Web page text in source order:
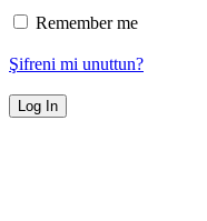
Remember me
Şifreni mi unuttun?